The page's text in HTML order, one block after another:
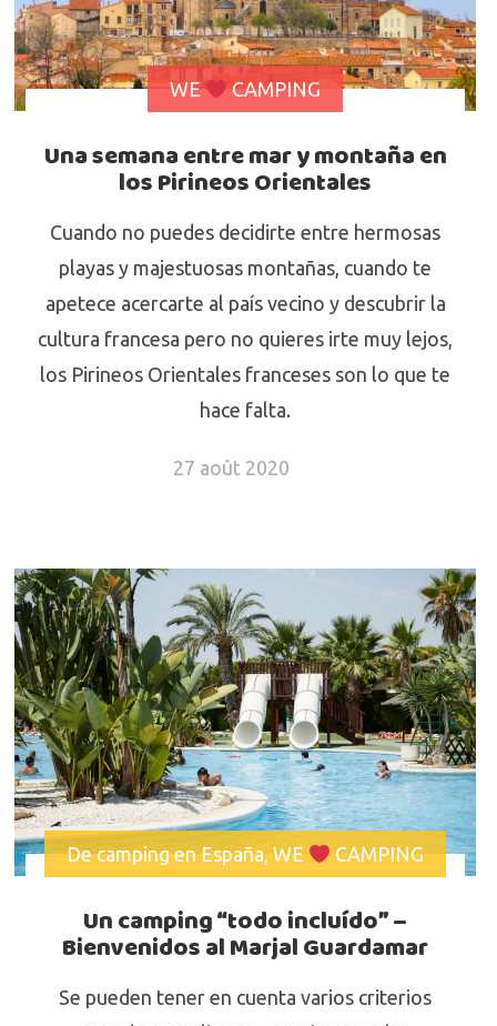
WE CAMPING
Una semana entre mar y montaña en
los Pirineos Orientales
Cuando no puedes decidirte entre hermosas
playas y majestuosas montañas, cuando te
apetece acercarte al país vecino y descubrir la
cultura francesa pero no quieres irte muy lejos,
los Pirineos Orientales franceses son lo que te
hace falta.
27 août 2020
De camping en España, WE CAMPING
Un camping “todo incluído” –
Bienvenidos al Marjal Guardamar
Se pueden tener en cuenta varios criterios